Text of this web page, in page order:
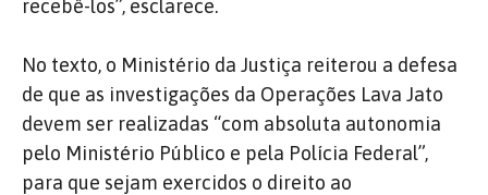
recebê-los”, esclarece.
No texto, o Ministério da Justiça reiterou a defesa
de que as investigações da Operações Lava Jato
devem ser realizadas “com absoluta autonomia
pelo Ministério Público e pela Polícia Federal”,
para que sejam exercidos o direito ao